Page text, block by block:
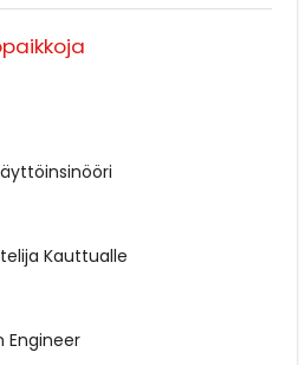
Kauttualle
Engineer